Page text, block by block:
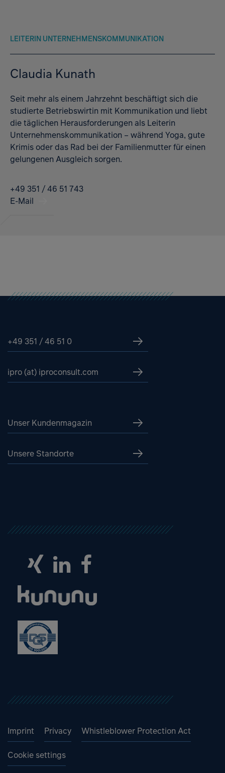
LEITERIN UNTERNEHMENSKOMMUNIKATION
Claudia Kunath
Seit mehr als einem Jahrzehnt beschäftigt sich die
studierte Betriebswirtin mit Kommunikation und liebt
die täglichen Herausforderungen als Leiterin
Unternehmenskommunikation – während Yoga, gute
Krimis oder das Rad bei der Familienmutter für einen
gelungenen Ausgleich sorgen.
+49 351 / 46 51 743
E-Mail
+49 351 / 46 51 0
ipro (at) iproconsult.com
Unser Kundenmagazin
Unsere Standorte
Imprint Privacy Whistleblower Protection Act
Cookie settings